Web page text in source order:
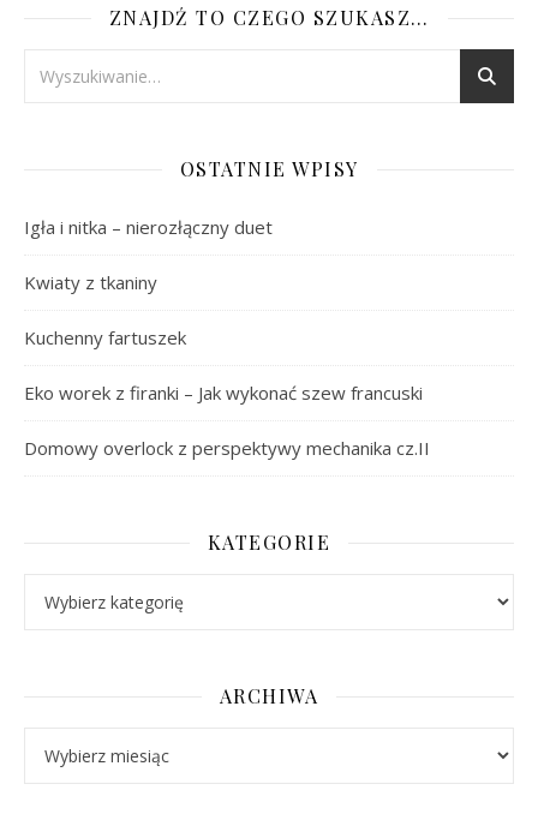
ZNAJDŹ TO CZEGO SZUKASZ…
OSTATNIE WPISY
Igła i nitka – nierozłączny duet
Kwiaty z tkaniny
Kuchenny fartuszek
Eko worek z firanki – Jak wykonać szew francuski
Domowy overlock z perspektywy mechanika cz.II
KATEGORIE
ARCHIWA